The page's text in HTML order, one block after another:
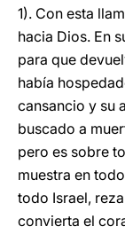
1). Con esta
hacia Dios. En
para que
había
cansancio y su
buscado a
pero es sobre
muestra en
todo Israel,
convierta el